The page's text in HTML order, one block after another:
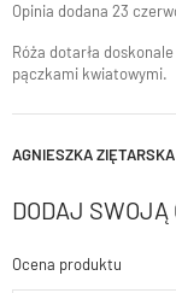
Róża dotarła
pączkami kwiatowymi.
AGNIESZKA ZIĘTARSKA
Opinia dodana 23
DODAJ SWOJĄ
Ocena produktu